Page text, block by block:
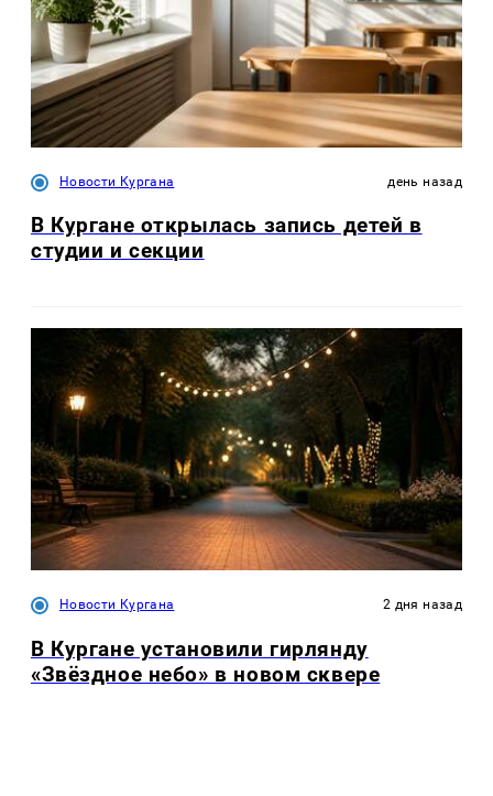
Новости Кургана день назад
В Кургане открылась запись детей в
студии и секции
Новости Кургана 2 дня назад
В Кургане установили гирлянду
«Звёздное небо» в новом сквере